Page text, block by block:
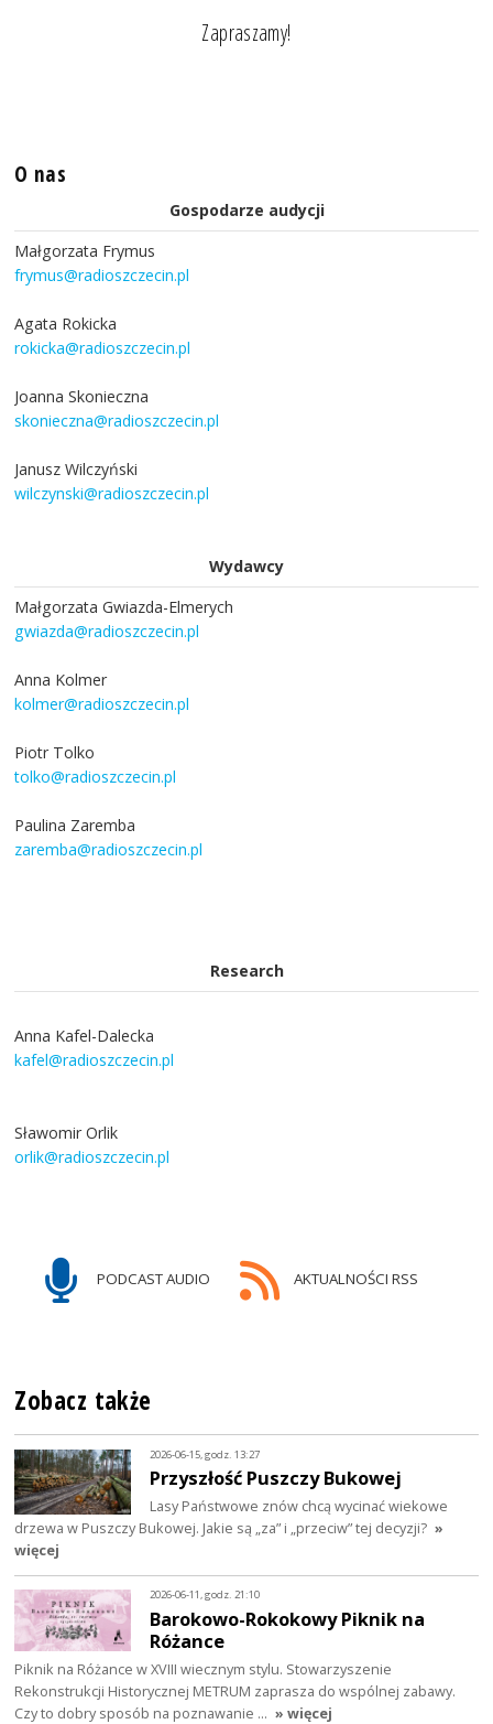
Zapraszamy!
O nas
Gospodarze audycji
Małgorzata Frymus
frymus@radioszczecin.pl
Agata Rokicka
rokicka@radioszczecin.pl
Joanna Skonieczna
skonieczna@radioszczecin.pl
Janusz Wilczyński
wilczynski@radioszczecin.pl
Wydawcy
Małgorzata Gwiazda-Elmerych
gwiazda@radioszczecin.pl
Anna Kolmer
kolmer@radioszczecin.pl
Piotr Tolko
tolko@radioszczecin.pl
Paulina Zaremba
zaremba@radioszczecin.pl
Research
Anna Kafel-Dalecka
kafel@radioszczecin.pl
Sławomir Orlik
orlik@radioszczecin.pl
PODCAST AUDIO AKTUALNOŚCI RSS
Zobacz także
2026-06-15, godz. 13:27
Przyszłość Puszczy Bukowej
Lasy Państwowe znów chcą wycinać wiekowe
drzewa w Puszczy Bukowej. Jakie są „za” i „przeciw” tej decyzji? »
więcej
2026-06-11, godz. 21:10
Barokowo-Rokokowy Piknik na
Różance
Piknik na Różance w XVIII wiecznym stylu. Stowarzyszenie
Rekonstrukcji Historycznej METRUM zaprasza do wspólnej zabawy.
Czy to dobry sposób na poznawanie … » więcej